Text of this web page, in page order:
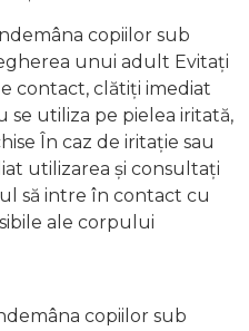
copiilor sub
unui adult Evitați
contact, clătiți imediat
se utiliza pe pielea iritată,
În caz de iritație sau
utilizarea și consultați
să intre în contact cu
ale corpului
copiilor sub